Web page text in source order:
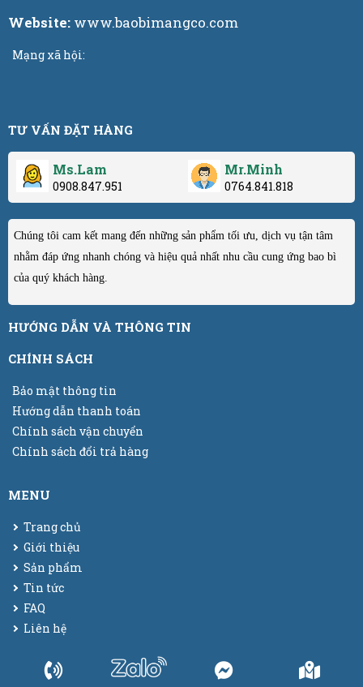
Website: www.baobimangco.com
Mạng xã hội:
TƯ VẤN ĐẶT HÀNG
Ms.Lam
0908.847.951
Mr.Minh
0764.841.818
Chúng tôi cam kết mang đến những sản phẩm tối ưu, dịch vụ tận tâm
nhằm đáp ứng nhanh chóng và hiệu quả nhất nhu cầu cung ứng bao bì
của quý khách hàng.
HƯỚNG DẪN VÀ THÔNG TIN
CHÍNH SÁCH
Bảo mật thông tin
Hướng dẫn thanh toán
Chính sách vận chuyển
Chính sách đổi trả hàng
MENU
Trang chủ
Giới thiệu
Sản phẩm
Tin tức
FAQ
Liên hệ